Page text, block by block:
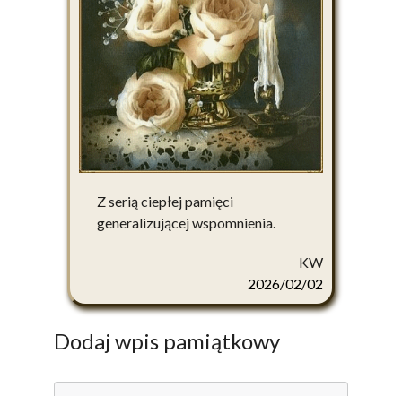
Z serią ciepłej pamięci
generalizującej wspomnienia.
KW
2026/02/02
Dodaj wpis pamiątkowy